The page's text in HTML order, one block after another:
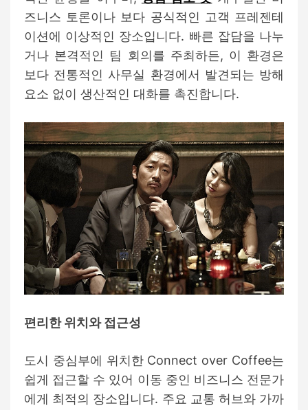
즈니스 토론이나 보다 공식적인 고객 프레젠테
이션에 이상적인 장소입니다. 빠른 잡담을 나누
거나 본격적인 팀 회의를 주최하든, 이 환경은
보다 전통적인 사무실 환경에서 발견되는 방해
요소 없이 생산적인 대화를 촉진합니다.
편리한 위치와 접근성
도시 중심부에 위치한 Connect over Coffee는
쉽게 접근할 수 있어 이동 중인 비즈니스 전문가
에게 최적의 장소입니다. 주요 교통 허브와 가까